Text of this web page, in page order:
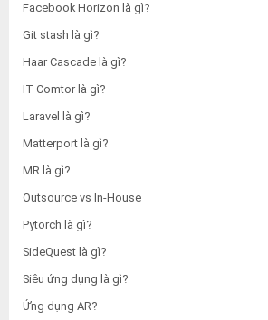
Facebook Horizon là gì?
Git stash là gì?
Haar Cascade là gì?
IT Comtor là gì?
Laravel là gì?
Matterport là gì?
MR là gì?
Outsource vs In-House
Pytorch là gì?
SideQuest là gì?
Siêu ứng dụng là gì?
Ứng dụng AR?